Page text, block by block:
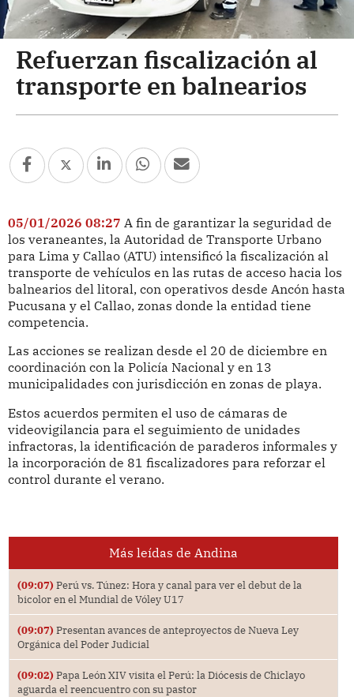
Refuerzan fiscalización al
transporte en balnearios
05/01/2026 08:27 A fin de garantizar la seguridad de
los veraneantes, la Autoridad de Transporte Urbano
para Lima y Callao (ATU) intensificó la fiscalización al
transporte de vehículos en las rutas de acceso hacia los
balnearios del litoral, con operativos desde Ancón hasta
Pucusana y el Callao, zonas donde la entidad tiene
competencia.
Las acciones se realizan desde el 20 de diciembre en
coordinación con la Policía Nacional y en 13
municipalidades con jurisdicción en zonas de playa.
Estos acuerdos permiten el uso de cámaras de
videovigilancia para el seguimiento de unidades
infractoras, la identificación de paraderos informales y
la incorporación de 81 fiscalizadores para reforzar el
control durante el verano.
Más leídas de Andina
(09:07) Perú vs. Túnez: Hora y canal para ver el debut de la
bicolor en el Mundial de Vóley U17
(09:07) Presentan avances de anteproyectos de Nueva Ley
Orgánica del Poder Judicial
(09:02) Papa León XIV visita el Perú: la Diócesis de Chiclayo
aguarda el reencuentro con su pastor